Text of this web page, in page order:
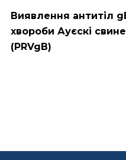
Виявлення антитіл
хвороби Ауєскі
(PRVgB)